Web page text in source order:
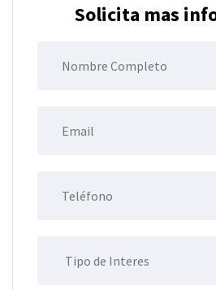
Solicita mas